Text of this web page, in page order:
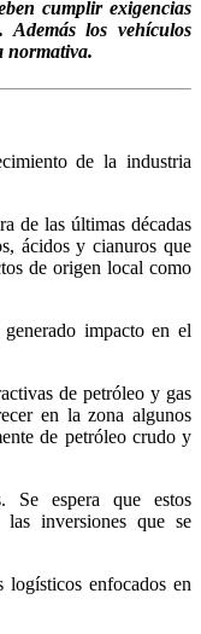
cumplir exigencias
Además los vehículos
normativa.
de la industria
de las últimas décadas
ácidos y cianuros que
de origen local como
impacto en el
de petróleo y gas
en la zona algunos
de petróleo crudo y
Se espera que estos
inversiones que se
logísticos enfocados en